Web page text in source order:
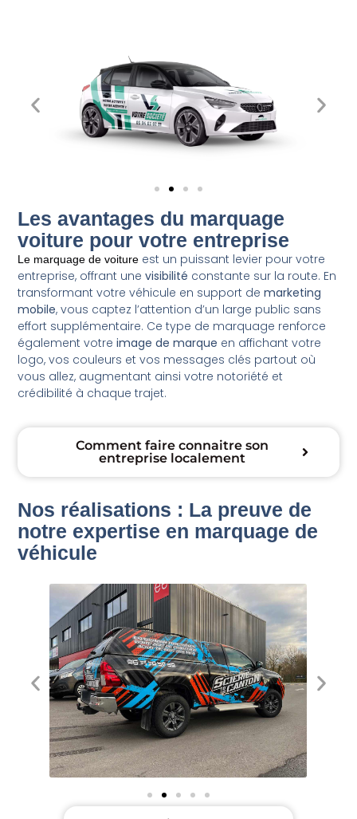
Les avantages du marquage
voiture pour votre entreprise
Le marquage de voiture est un puissant levier pour votre
entreprise, offrant unevisibilité constante sur la route. En
transformant votre véhicule en support demarketing
mobile, vous captez l’attention d’un large public sans
effort supplémentaire. Ce type de marquage renforce
également votreimage de marque en affichant votre
logo, vos couleurs et vos messages clés partout où
vous allez, augmentant ainsi votre notoriété et
crédibilité à chaque trajet.
Comment faire connaitre son
entreprise localement
Nos réalisations : La preuve de
notre expertise en marquage de
véhicule